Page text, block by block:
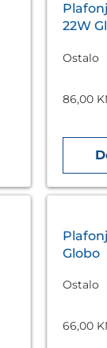
22W
Ostalo
86,00
Globo
Ostalo
66,00